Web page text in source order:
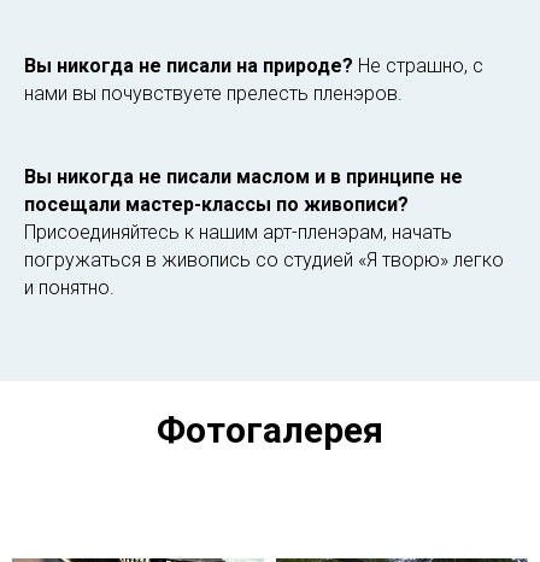
Вы никогда не писали на природе? Не страшно, с
нами вы почувствуете прелесть пленэров.
Вы никогда не писали маслом и в принципе не
посещали мастер-классы по живописи?
Присоединяйтесь к нашим арт-пленэрам, начать
погружаться в живопись со студией «Я творю» легко
и понятно.
Фотогалерея